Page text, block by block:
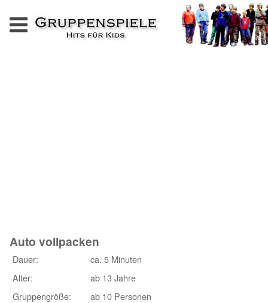
Kennenlernspiele
Staffelspiele
Spielestation
Auto vollpacken
Dauer:
ca. 5 Minuten
Alter:
ab 13 Jahre
Gruppengröße:
ab 10 Personen